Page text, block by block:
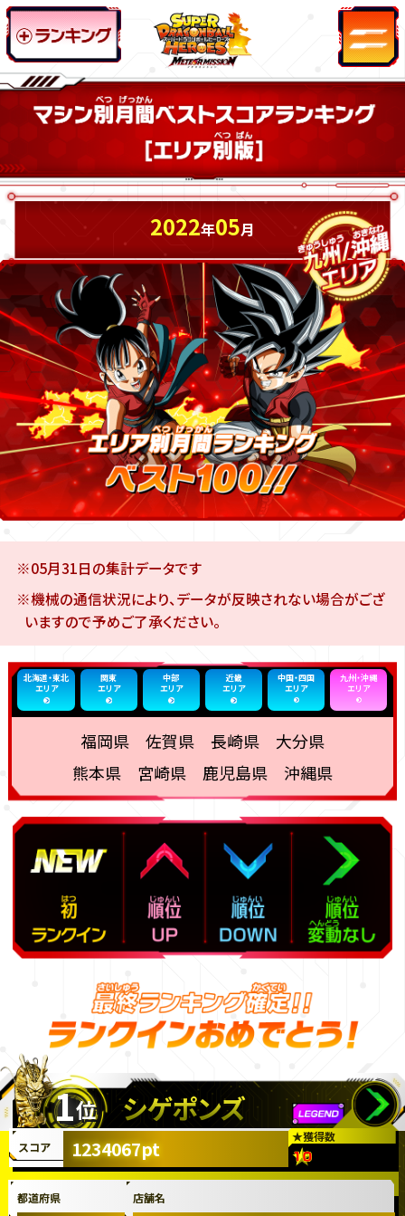
2022年05月
※05月31日の集計データです
※機械の通信状況により、データが反映されない場合がござ
いますので予めご了承ください。
北海道・東北
エリア
関東
エリア
中部
エリア
近畿
エリア
中国・四国
エリア
九州・沖縄
エリア
福岡県 佐賀県 長崎県 大分県
熊本県 宮崎県 鹿児島県 沖縄県
1位 シゲポンズ
★獲得数
スコア 1234067pt
都道府県 店舗名